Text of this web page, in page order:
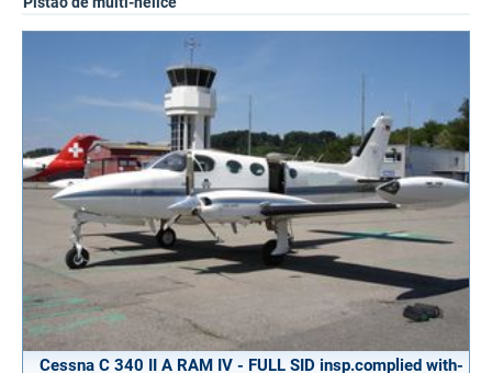
Cessna C 340 II A RAM IV - FULL SID insp.complied with-